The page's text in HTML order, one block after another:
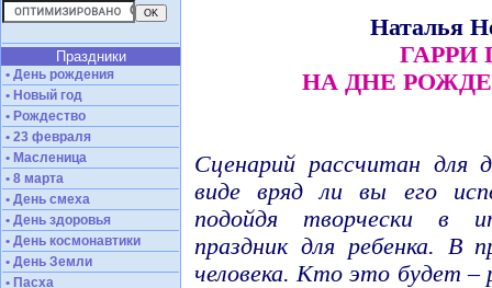
Праздники
• День рождения
• Новый год
• Рождество
• 23 февраля
• Масленица
• 8 марта
• День смеха
• День здоровья
• День космонавтики
• День Земли
• Пасха
Наталья
ГАРРИ
НА ДНЕ
Сценарий рассчитан
виде вряд ли вы его
подойдя творчески в
праздник для ребенка. В
человека. Кто это будет